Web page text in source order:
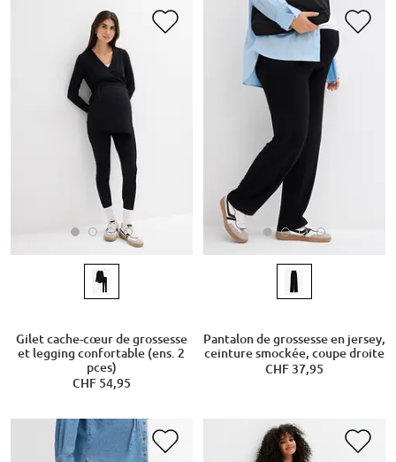
Gilet cache-cœur de grossesse
et legging confortable (ens. 2
pces)
CHF 54,95
Pantalon de grossesse en jersey,
ceinture smockée, coupe droite
CHF 37,95